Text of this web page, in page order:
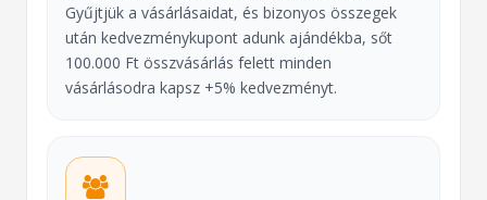
Gyűjtjük a vásárlásaidat, és bizonyos összegek
után kedvezménykupont adunk ajándékba, sőt
100.000 Ft összvásárlás felett minden
vásárlásodra kapsz +5% kedvezményt.